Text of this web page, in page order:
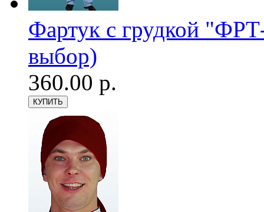
Фартук с грудкой
выбор)
360.00 р.